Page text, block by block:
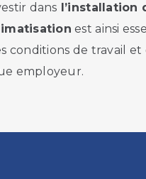
dans l’installation
est ainsi
conditions de travail
employeur.